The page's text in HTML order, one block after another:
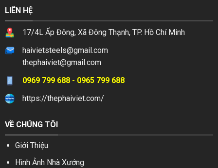
LIÊN HỆ
17/4L Ấp Đông, Xã Đông Thạnh, TP. Hồ Chí Minh
haivietsteels@gmail.com
thephaiviet@gmail.com
0969 799 688 - 0965 799 688
https://thephaiviet.com/
VỀ CHÚNG TÔI
Giới Thiệu
Hình Ảnh Nhà Xưởng